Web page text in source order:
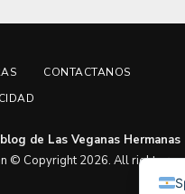
CONTACTANOS
de Las Veganas Hermanas
© Copyright 2026. All rights